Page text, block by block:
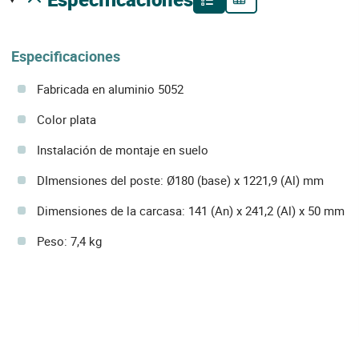
Especificaciones
Fabricada en aluminio 5052
Color plata
Instalación de montaje en suelo
DImensiones del poste: Ø180 (base) x 1221,9 (Al) mm
Dimensiones de la carcasa: 141 (An) x 241,2 (Al) x 50 mm
Peso: 7,4 kg